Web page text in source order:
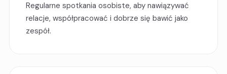
Regularne spotkania osobiste, aby nawiązywać
relacje, współpracować i dobrze się bawić jako
zespół.